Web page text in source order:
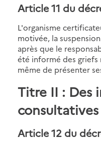
Article 11 du
L'organisme
motivée, la
après que le
été informé des griefs
même de présenter
Titre II : Des
consultatives
Article 12 du